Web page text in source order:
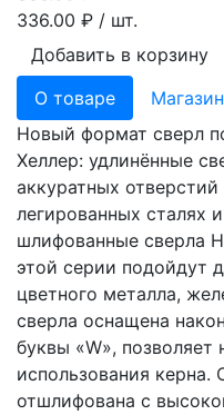
336.00 ₽ / шт.
Добавить в корзину
О товаре
Новый формат сверл
Хеллер: удлинённые
аккуратных
легированных сталях
шлифованные сверла
этой серии подойдут
цветного металла,
сверла оснащена
буквы «W», позволяет
использования керна.
отшлифована с